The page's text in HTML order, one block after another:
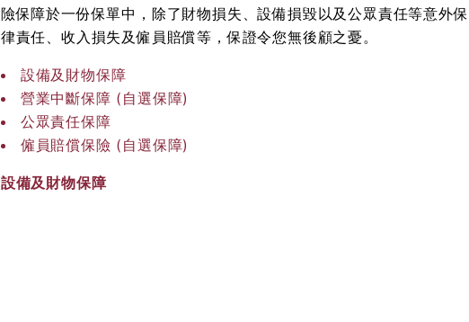
險保障於一份保單中，除了財物損失、設備損毀以及公眾責任等意外
律責任、收入損失及僱員賠償等，保證令您無後顧之憂。
設備及財物保障
營業中斷保障 (自選保障)
公眾責任保障
僱員賠償保險 (自選保障)
設備及財物保障